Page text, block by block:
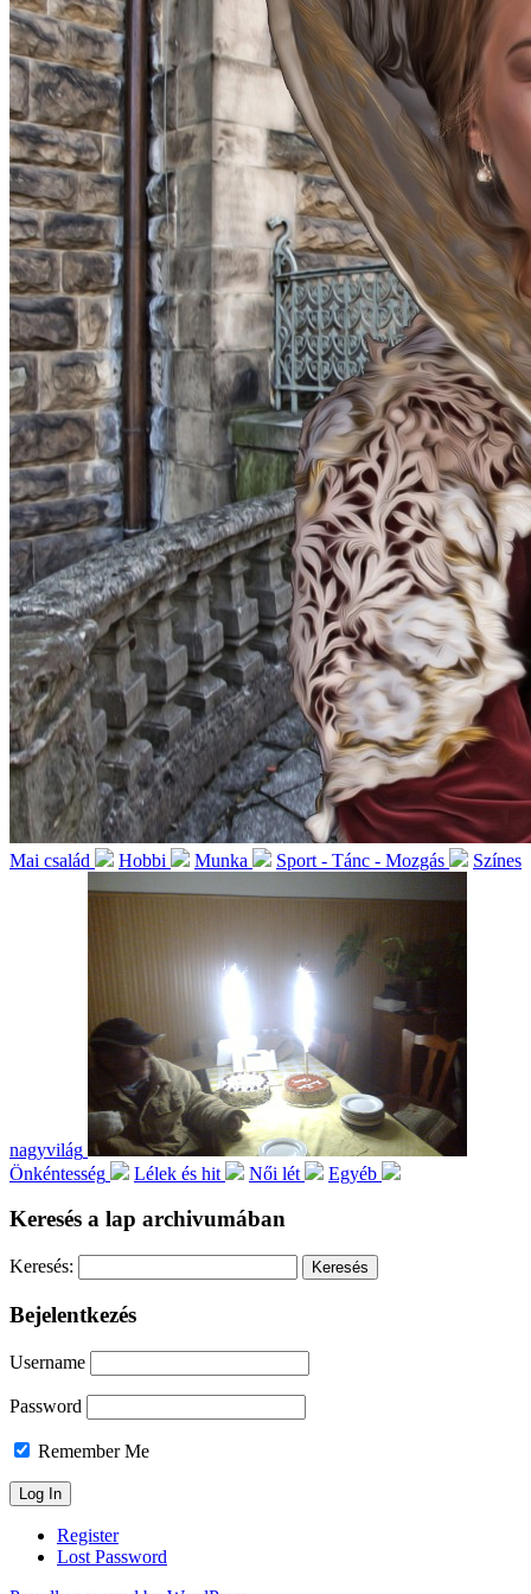
Mai család Hobbi Munka Sport - Tánc - Mozgás Színes
nagyvilág
Önkéntesség
Lélek és hit Női lét Egyéb
Keresés a lap archivumában
Keresés:
Bejelentkezés
Username
Password
Remember Me
Register
Lost Password